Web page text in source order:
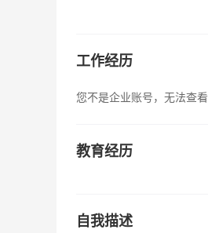
工作经历
您不是企业账号，无法查看
教育经历
自我描述